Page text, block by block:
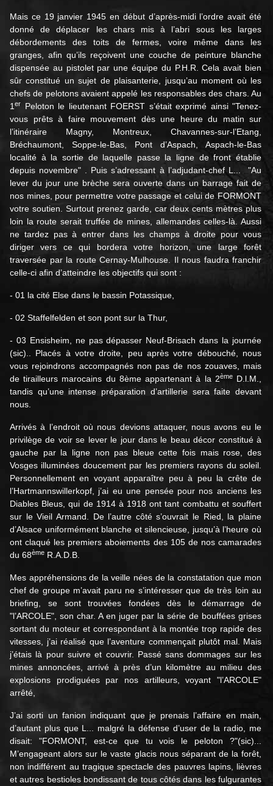
Mais ce 19 janvier 1945 en début d’après-midi l’ordre avait été
donné de déplacer les chars mis à l’abri sous les larges
débordements des toits de fermes, voire même dans les
granges, afin qu’ils reçoivent une couche de peinture blanche
dispensée au pistolet par une équipe du P.H.R. Cela avait bien
sûr constitué un sujet de plaisanterie, jusqu’au moment où les
chefs de pelotons avaient appelé les responsables des chars. Au
1 er
Peloton le lieutenant FOERST s’était exprimé ainsi "Tenez-
vous prêts à faire mouvement dès une heure du matin sur
l’itinéraire Magny, Montreux, Chavannes-sur-l’Etang,
Bréchaumont, Soppe-le-Bas, Pont d’Aspach, Aspach-le-Bas
localité à la sortie de laquelle passe la ligne de front établie
depuis novembre" . Puis s’adressant à l’adjudant-chef L... "Au
lever du jour une brèche sera ouverte dans un barrage fait de
nos mines, pour permettre votre passage et celui de FORMONT
votre soutien. Surtout prenez garde, car deux cents mètres plus
loin la route serait truffée de mines, allemandes celles-là. Aussi
ne tardez pas à entrer dans les champs à droite pour vous
diriger vers ce qui bordera votre horizon, une large forêt
traversée par la route Cernay-Mulhouse. Il nous faudra franchir
celle-ci afin d’atteindre les objectifs qui sont :
- 01 la cité Else dans le bassin Potassique,
- 02 Staffelfelden et son pont sur la Thur,
- 03 Ensisheim, ne pas dépasser Neuf-Brisach dans la journée
(sic).. Placés à votre droite, peu après votre débouché, nous
vous rejoindrons accompagnés non pas de nos zouaves, mais
de tirailleurs marocains du 8ème appartenant à la 2èmeD.l.M.,
tandis qu’une intense préparation d’artillerie sera faite devant
nous.
Arrivés à l’endroit où nous devions attaquer, nous avons eu le
privilège de voir se lever le jour dans le beau décor constitué à
gauche par la ligne non pas bleue cette fois mais rose, des
Vosges illuminées doucement par les premiers rayons du soleil.
Personnellement en voyant apparaître peu à peu la crête de
l’Hartmannswillerkopf, j’ai eu une pensée pour nos anciens les
Diables Bleus, qui de 1914 à 1918 ont tant combattu et souffert
sur le Vieil Armand. De l’autre côté s’ouvrait le Ried, la plaine
d’Alsace uniformément blanche et silencieuse, jusqu’à l’heure où
ont claqué les premiers aboiements des 105 de nos camarades
du 68ème R.A.D.B.
Mes appréhensions de la veille nées de la constatation que mon
chef de groupe m’avait paru ne s’intéresser que de très loin au
briefing, se sont trouvées fondées dès le démarrage de
"l’ARCOLE", son char. A en juger par la série de bouffées grises
sortant du moteur et correspondant à la montée trop rapide des
vitesses, j’ai réalisé que l’aventure commençait plutôt mal. Mais
j’étais là pour suivre et couvrir. Passé sans dommages sur les
mines annoncées, arrivé à près d’un kilomètre au milieu des
explosions prodiguées par nos artilleurs, voyant "l’ARCOLE"
arrêté,
J’ai sorti un fanion indiquant que je prenais l’affaire en main,
d’autant plus que L... malgré la défense d’user de la radio, me
disait: "FORMONT, est-ce que tu vois le peloton ?"(sic)...
M’engageant alors sur le vaste glacis nous séparant de la forêt,
non indifférent au tragique spectacle des pauvres lapins, lièvres
et autres bestioles bondissant de tous côtés dans les fulgurantes